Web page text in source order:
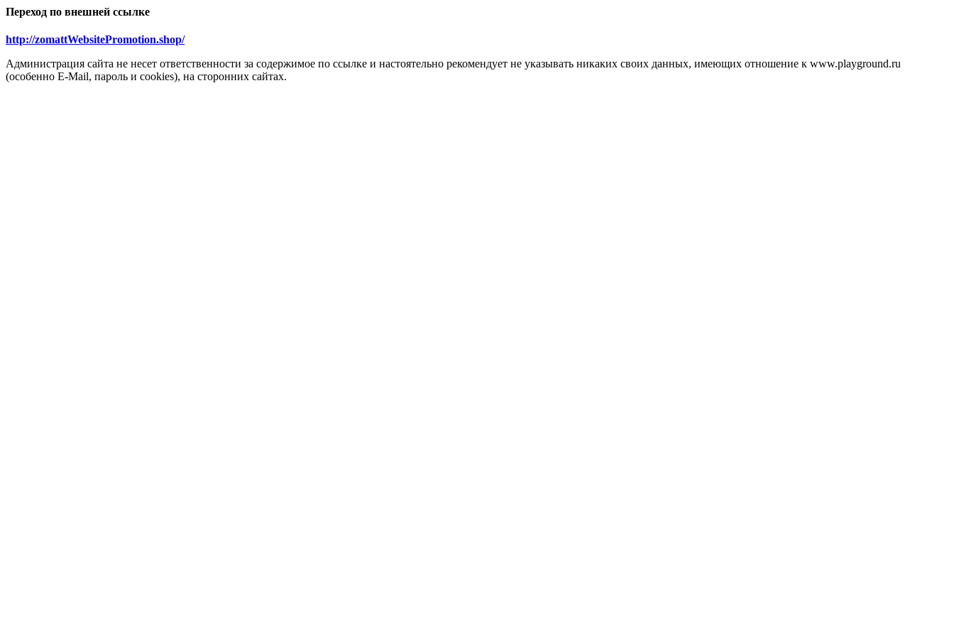
Переход по внешней ссылке
http://zomattWebsitePromotion.shop/
Администрация сайта не несет ответственности за содержимое по ссылке и настоятельно рекомендует не указывать никаких своих данных, имеющих отношение к www.playground.ru
(особенно E-Mail, пароль и cookies), на сторонних сайтах.